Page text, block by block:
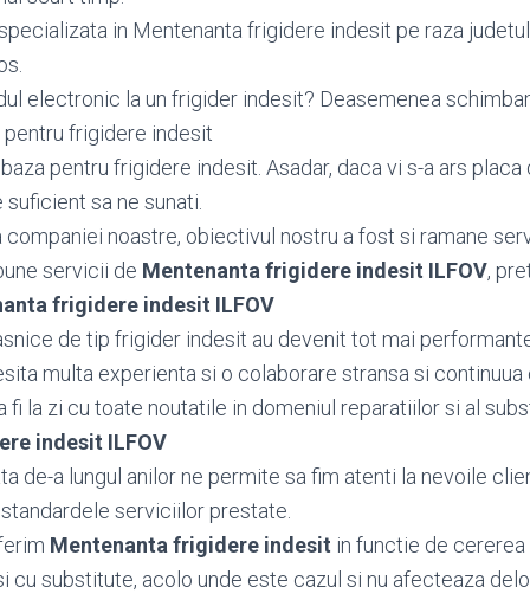
in Mentenanta frigidere indesit pe raza
electronic la un frigider indesit? Deasemenea
frigidere indesit
pentru frigidere indesit. Asadar, daca vi s-a ars placa
sa ne sunati.
companiei noastre, obiectivul nostru a fost si ramane
servicii de Mentenanta frigidere indesit ILFOV,
frigidere indesit ILFOV
de tip frigider indesit au devenit tot mai
multa experienta si o colaborare stransa si continuua
fi la zi cu toate noutatile in domeniul reparatiilor si al
indesit ILFOV
de-a lungul anilor ne permite sa fim atenti la nevoile
serviciilor prestate.
Mentenanta frigidere indesit in functie de
cu substitute, acolo unde este cazul si nu afecteaza